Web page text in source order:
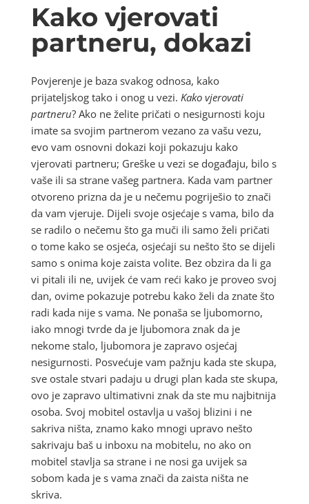
Kako vjerovati
partneru, dokazi
Povjerenje je baza svakog odnosa, kako
prijateljskog tako i onog u vezi. Kako vjerovati
partneru? Ako ne želite pričati o nesigurnosti koju
imate sa svojim partnerom vezano za vašu vezu,
evo vam osnovni dokazi koji pokazuju kako
vjerovati partneru; Greške u vezi se događaju, bilo s
vaše ili sa strane vašeg partnera. Kada vam partner
otvoreno prizna da je u nečemu pogriješio to znači
da vam vjeruje. Dijeli svoje osjećaje s vama, bilo da
se radilo o nečemu što ga muči ili samo želi pričati
o tome kako se osjeća, osjećaji su nešto što se dijeli
samo s onima koje zaista volite. Bez obzira da li ga
vi pitali ili ne, uvijek će vam reći kako je proveo svoj
dan, ovime pokazuje potrebu kako želi da znate što
radi kada nije s vama. Ne ponaša se ljubomorno,
iako mnogi tvrde da je ljubomora znak da je
nekome stalo, ljubomora je zapravo osjećaj
nesigurnosti. Posvećuje vam pažnju kada ste skupa,
sve ostale stvari padaju u drugi plan kada ste skupa,
ovo je zapravo ultimativni znak da ste mu najbitnija
osoba. Svoj mobitel ostavlja u vašoj blizini i ne
sakriva ništa, znamo kako mnogi upravo nešto
sakrivaju baš u inboxu na mobitelu, no ako on
mobitel stavlja sa strane i ne nosi ga uvijek sa
sobom kada je s vama znači da zaista ništa ne
skriva.